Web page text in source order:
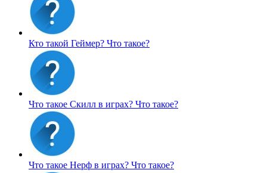
Кто такой Геймер? Что такое?
Что такое Скилл в играх? Что такое?
Что такое Нерф в играх? Что такое?